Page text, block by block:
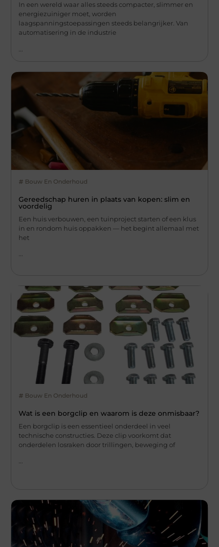
In een wereld waar alles steeds compacter, slimmer en
energiezuiniger moet, worden
laagspanningstoepassingen steeds belangrijker. Van
automatisering in de industrie
Bouw En Onderhoud
Gereedschap huren in plaats van kopen: slim en
voordelig
Een huis verbouwen, een tuinproject starten of een klus
in en rondom huis oppakken — het begint allemaal met
het
Bouw En Onderhoud
Wat is een borgclip en waarom is deze onmisbaar?
Een borgclip is een essentieel onderdeel in veel
technische constructies. Deze clip voorkomt dat
onderdelen losraken door trillingen, beweging of
...